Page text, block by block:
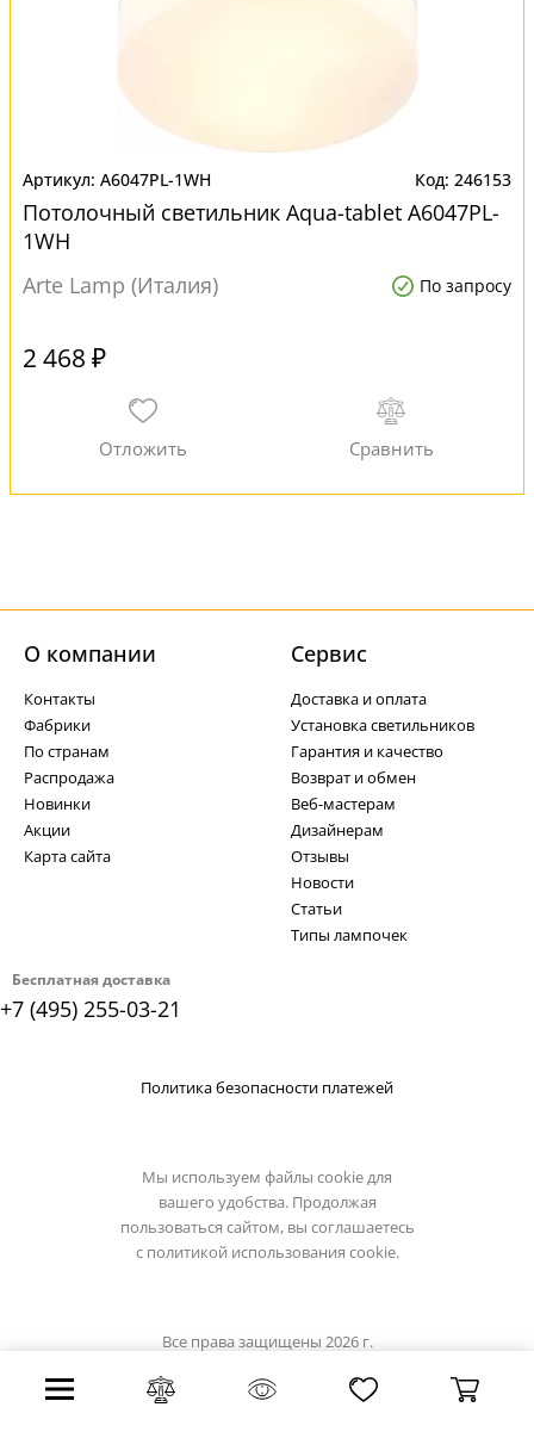
A6047PL-1WH 246153
Потолочный светильник Aqua-tablet A6047PL-
1WH
Arte Lamp (Италия)
По запросу
2 468 ₽
Бесплатная доставка
+7 (495) 255-03-21
О компании
Контакты
Фабрики
По странам
Распродажа
Новинки
Акции
Карта сайта
Cервис
Доставка и оплата
Установка светильников
Гарантия и качество
Возврат и обмен
Веб-мастерам
Дизайнерам
Отзывы
Новости
Статьи
Типы лампочек
Политика безопасности платежей
Мы используем файлы cookie для
вашего удобства. Продолжая
пользоваться сайтом, вы соглашаетесь
с политикой использования cookie.
Все права защищены 2026 г.